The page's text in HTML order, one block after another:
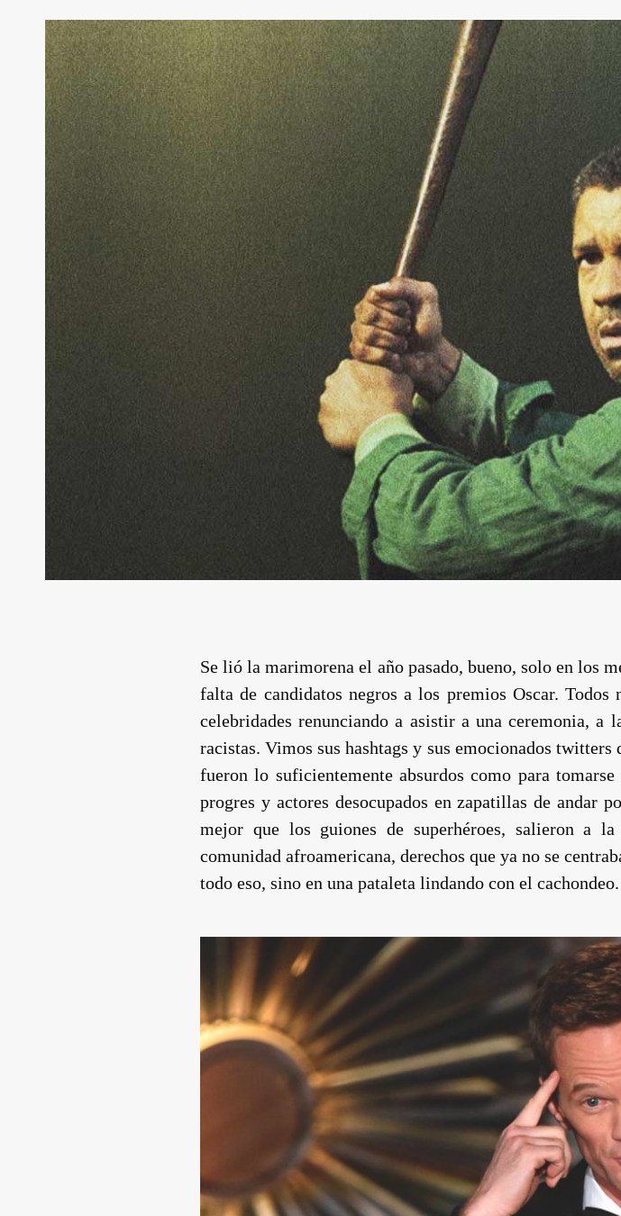
Se lió la marimorena el año pasado, bueno, solo en los
falta de candidatos negros a los premios Oscar.
celebridades renunciando a asistir a una ceremonia,
racistas. Vimos sus hashtags y sus emocionados
fueron lo suficientemente absurdos como para
progres y actores desocupados en zapatillas de andar
mejor que los guiones de superhéroes, salieron a
comunidad afroamericana, derechos que ya no se
todo eso, sino en una pataleta lindando con el cachondeo.